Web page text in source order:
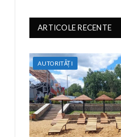
ARTICOLE RECENTE
AUTORITĂȚI